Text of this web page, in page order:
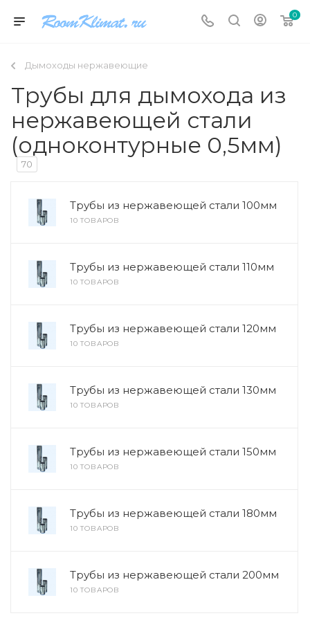
0
Дымоходы нержавеющие
Трубы для дымохода из
нержавеющей стали
(одноконтурные 0,5мм)
70
Трубы из нержавеющей стали 100мм
10 ТОВАРОВ
Трубы из нержавеющей стали 110мм
10 ТОВАРОВ
Трубы из нержавеющей стали 120мм
10 ТОВАРОВ
Трубы из нержавеющей стали 130мм
10 ТОВАРОВ
Трубы из нержавеющей стали 150мм
10 ТОВАРОВ
Трубы из нержавеющей стали 180мм
10 ТОВАРОВ
Трубы из нержавеющей стали 200мм
10 ТОВАРОВ